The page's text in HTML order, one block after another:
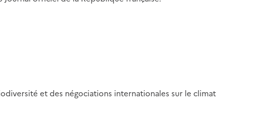
et des négociations internationales sur le climat